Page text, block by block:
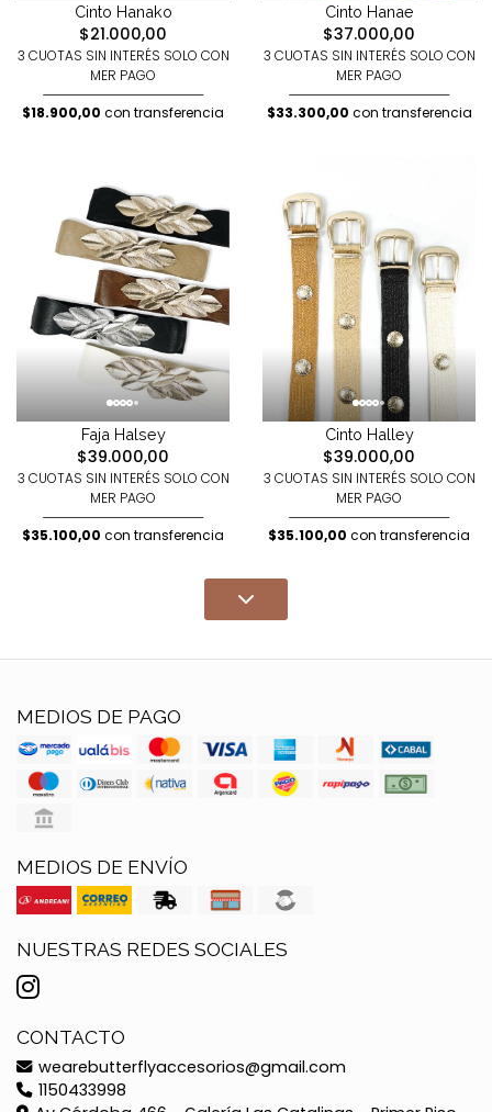
Cinto Hanako
$21.000,00
3 CUOTAS SIN INTERÉS SOLO CON
MER PAGO
$18.900,00 con transferencia
Cinto Hanae
$37.000,00
3 CUOTAS SIN INTERÉS SOLO CON
MER PAGO
$33.300,00 con transferencia
Faja Halsey
$39.000,00
3 CUOTAS SIN INTERÉS SOLO CON
MER PAGO
$35.100,00 con transferencia
Cinto Halley
$39.000,00
3 CUOTAS SIN INTERÉS SOLO CON
MER PAGO
$35.100,00 con transferencia
MEDIOS DE PAGO
MEDIOS DE ENVÍO
NUESTRAS REDES SOCIALES
CONTACTO
wearebutterflyaccesorios@gmail.com
1150433998